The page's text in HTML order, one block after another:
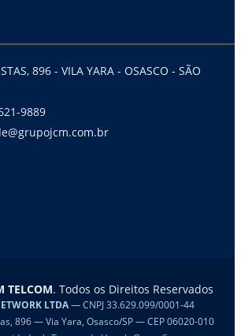
896 - VILA YARA - OSASCO - SÃO
9889
TELCOM. Todos os Direitos Reservados
LTDA— CNPJ 33.629.099/0001-44
896 — Via Yara, Osasco/SP — CEP 06020-010